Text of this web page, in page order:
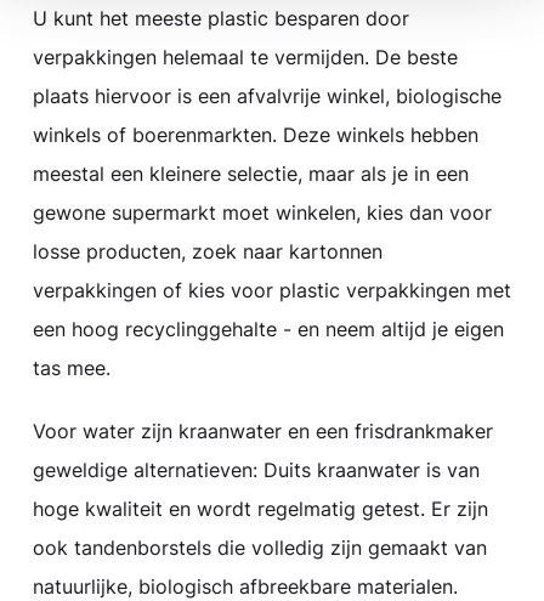
U kunt het meeste plastic besparen door
verpakkingen helemaal te vermijden. De beste
plaats hiervoor is een afvalvrije winkel, biologische
winkels of boerenmarkten. Deze winkels hebben
meestal een kleinere selectie, maar als je in een
gewone supermarkt moet winkelen, kies dan voor
losse producten, zoek naar kartonnen
verpakkingen of kies voor plastic verpakkingen met
een hoog recyclinggehalte - en neem altijd je eigen
tas mee.
Voor water zijn kraanwater en een frisdrankmaker
geweldige alternatieven: Duits kraanwater is van
hoge kwaliteit en wordt regelmatig getest. Er zijn
ook tandenborstels die volledig zijn gemaakt van
natuurlijke, biologisch afbreekbare materialen.